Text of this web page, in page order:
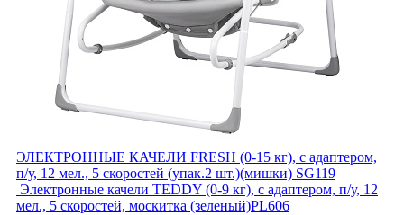
ЭЛЕКТРОННЫЕ КАЧЕЛИ FRESH (0-15 кг), с адаптером,
п/у, 12 мел., 5 скоростей (упак.2 шт.)(мишки) SG119
Электронные качели TEDDY (0-9 кг), с адаптером, п/у, 12
мел., 5 скоростей, москитка (зеленый)PL606